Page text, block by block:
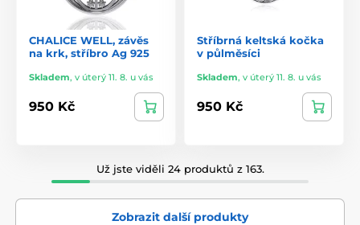
CHALICE WELL, závěs
na krk, stříbro Ag 925
Skladem, v úterý 11. 8. u vás
950 Kč
Stříbrná keltská kočka
v půlměsíci
Skladem, v úterý 11. 8. u vás
950 Kč
Už jste viděli 24 produktů z 163.
Zobrazit další produkty